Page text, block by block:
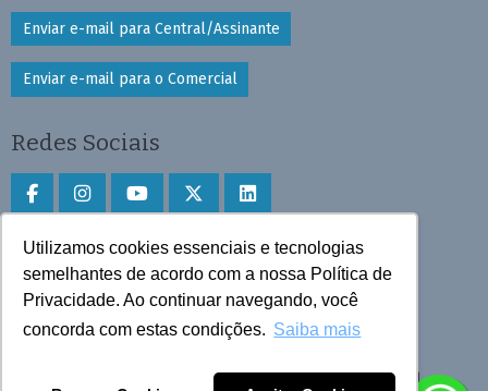
Utilizamos cookies essenciais e tecnologias
semelhantes de acordo com a nossa Política de
Privacidade. Ao continuar navegando, você
concorda com estas condições. Saiba mais
Enviar e-mail para Central/Assinante
Enviar e-mail para o Comercial
Redes Sociais
Faça download do aplicativo
Play Store e App Store
Todos os direitos reservados © 2025 Cruzeiro do Sul